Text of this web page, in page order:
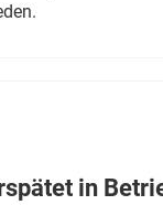
in